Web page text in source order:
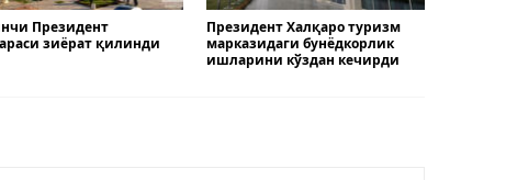
Президент
зиёрат қилинди
Президент Халқаро туризм
марказидаги бунёдкорлик
ишларини кўздан кечирди